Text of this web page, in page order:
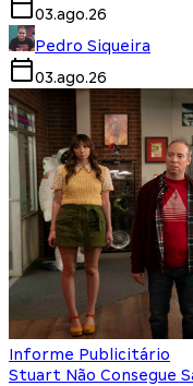
03.ago.26
Pedro Siqueira
03.ago.26
Informe Publicitário
Stuart Não Consegue